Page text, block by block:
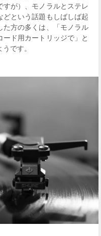
すが）、モノラルとステレ
どという話題もしばしば起
た方の多くは、「モノラル
ード用カートリッジで」と
です。